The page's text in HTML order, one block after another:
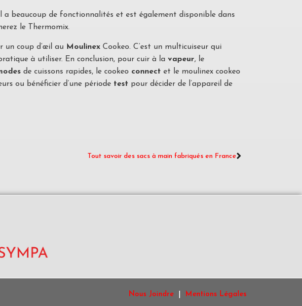
a beaucoup de fonctionnalités et est également disponible dans
le Thermomix.
un coup d’œil au Moulinex Cookeo. C’est un multicuiseur qui
à utiliser. En conclusion, pour cuir à la vapeur, le
de cuissons rapides, le cookeo connect et le moulinex cookeo
ou bénéficier d’une période test pour décider de l’appareil de
Tout savoir des sacs à main fabriqués en France
Nous Joindre Mentions Légales